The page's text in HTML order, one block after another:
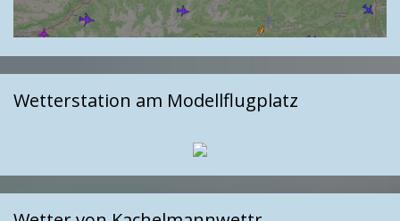
Wetterstation am Modellflugplatz